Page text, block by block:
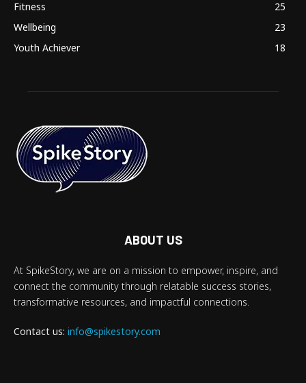
Fitness
25
Wellbeing
23
Youth Achiever
18
ABOUT US
At SpikeStory, we are on a mission to empower, inspire, and
connect the community through relatable success stories,
transformative resources, and impactful connections.
Contact us: info@spikestory.com